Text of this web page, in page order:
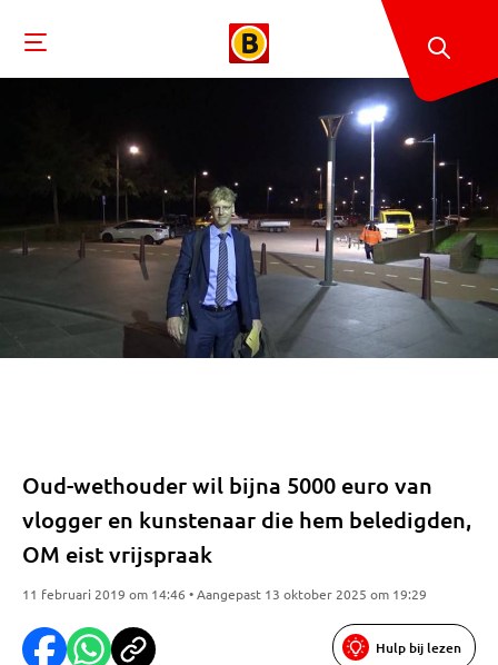
Oud-wethouder wil bijna 5000 euro van
vlogger en kunstenaar die hem beledigden,
OM eist vrijspraak
11 februari 2019 om 14:46 • Aangepast 13 oktober 2025 om 19:29
Hulp bij lezen